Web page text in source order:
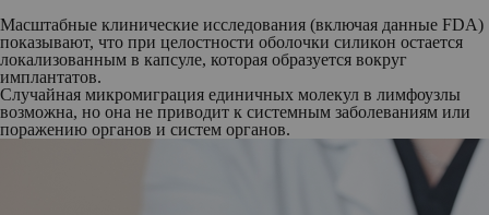
Масштабные клинические исследования (включая данные FDA)
показывают, что при целостности оболочки силикон остается
локализованным в капсуле, которая образуется вокруг
имплантатов.
Случайная микромиграция единичных молекул в лимфоузлы
возможна, но она не приводит к системным заболеваниям или
поражению органов и систем органов.